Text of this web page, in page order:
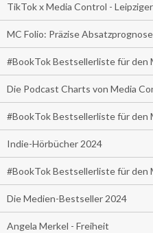
TikTok x Media Control -
MC Folio: Präzise
#BookTok Bestsellerliste für den
Die Podcast Charts von Media
#BookTok Bestsellerliste für den
Indie-Hörbücher 2024
#BookTok Bestsellerliste für den
Die Medien-Bestseller 2024
Angela Merkel - Freiheit